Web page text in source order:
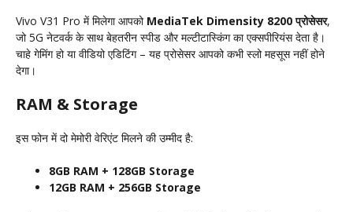
Vivo V31 Pro में मिलेगा आपको MediaTek Dimensity 8200 प्रोसेसर,
जो 5G नेटवर्क के साथ बेहतरीन स्पीड और मल्टीटास्किंग का एक्सपीरियंस देता है।
चाहे गेमिंग हो या वीडियो एडिटिंग – यह प्रोसेसर आपको कभी स्लो महसूस नहीं होने
देगा।
RAM & Storage
इस फोन में दो मेमोरी वेरिएंट मिलने की उम्मीद है:
8GB RAM + 128GB Storage
12GB RAM + 256GB Storage